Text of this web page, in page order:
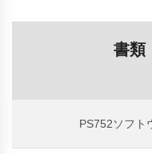
書類
PS752ソフト